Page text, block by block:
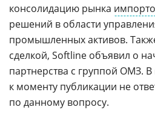
консолидацию рынка
решений в области
промышленных активов.
сделкой, Softline объявил о
партнерства с группой ОМЗ.
к моменту публикации не
по данному вопросу.